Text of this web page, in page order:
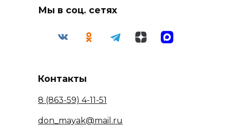
Мы в соц. сетях
Контакты
8 (863-59) 4-11-51
don_mayak@mail.ru